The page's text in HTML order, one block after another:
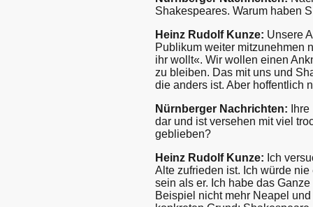
Shakespeares. Warum haben
Heinz Rudolf Kunze: Unsere
Publikum weiter mitzunehmen
ihr wollt«. Wir wollen einen
zu bleiben. Das mit uns und
die anders ist. Aber hoffentlich
Nürnberger Nachrichten:
dar und ist versehen mit viel
geblieben?
Heinz Rudolf Kunze: Ich
Alte zufrieden ist. Ich würde
sein als er. Ich habe das
Beispiel nicht mehr Neapel